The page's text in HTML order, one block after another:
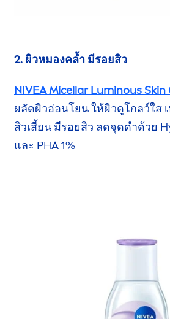
2. ผิวหมองคล้ำ มีรอยสิว
NIVEAMicellarLuminousSkin
ผลัดผิวอ่อนโยน ให้ผิวดูโกลว์ใส
สิวเสี้ยน มีรอยสิว ลดจุดดำด้วย
และ PHA 1%